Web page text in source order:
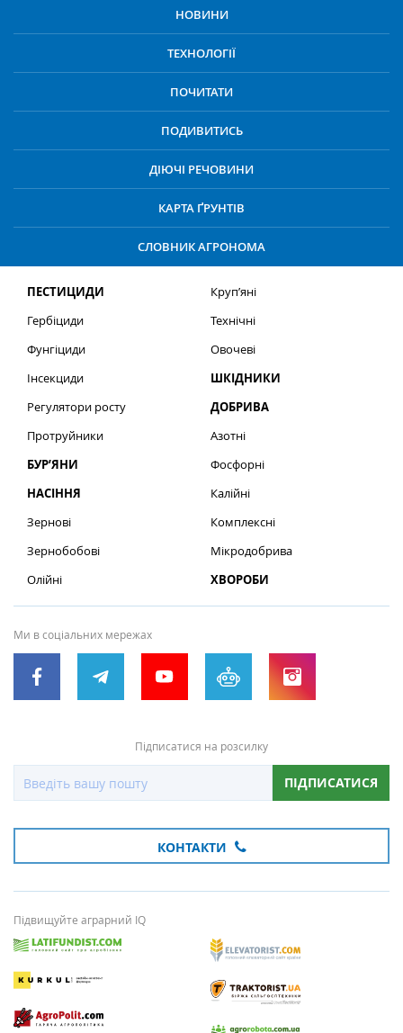
НОВИНИ
ТЕХНОЛОГІЇ
ПОЧИТАТИ
ПОДИВИТИСЬ
ДІЮЧІ РЕЧОВИНИ
КАРТА ҐРУНТІВ
СЛОВНИК АГРОНОМА
ПЕСТИЦИДИ
Гербіциди
Фунгіциди
Інсекциди
Регулятори росту
Протруйники
БУР’ЯНИ
НАСІННЯ
Зернові
Зернобобові
Олійні
Круп’яні
Технічні
Овочеві
ШКІДНИКИ
ДОБРИВА
Азотні
Фосфорні
Калійні
Комплексні
Мікродобрива
ХВОРОБИ
Ми в соціальних мережах
Підписатися на розсилку
ПІДПИСАТИСЯ
КОНТАКТИ
Підвищуйте аграрний IQ